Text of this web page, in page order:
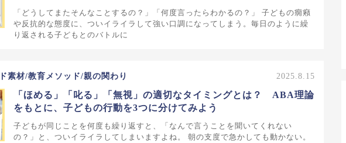
「どうしてまたそんなことするの？」「何度言ったらわかるの？」 子どもの癇癪
や反抗的な態度に、ついイライラして強い口調になってしまう。毎日のように繰
り返される子どもとのバトルに
素材/教育メソッド/親の関わり 2025.8.15
「ほめる」「叱る」「無視」の適切なタイミングとは？ ABA理論
をもとに、子どもの行動を3つに分けてみよう
子どもが同じことを何度も繰り返すと、「なんで言うことを聞いてくれない
の？」と、ついイライラしてしまいますよね。 朝の支度で急かしても動かない。